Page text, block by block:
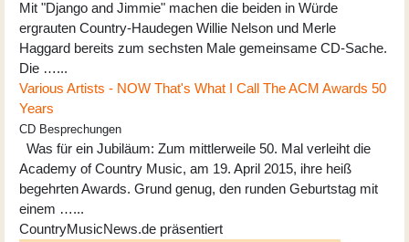
Mit "Django and Jimmie" machen die beiden in Würde
ergrauten Country-Haudegen Willie Nelson und Merle
Haggard bereits zum sechsten Male gemeinsame CD-Sache.
Die …...
Various Artists - NOW That's What I Call The ACM Awards 50
Years
CD Besprechungen
Was für ein Jubiläum: Zum mittlerweile 50. Mal verleiht die
Academy of Country Music, am 19. April 2015, ihre heiß
begehrten Awards. Grund genug, den runden Geburtstag mit
einem …...
CountryMusicNews.de präsentiert